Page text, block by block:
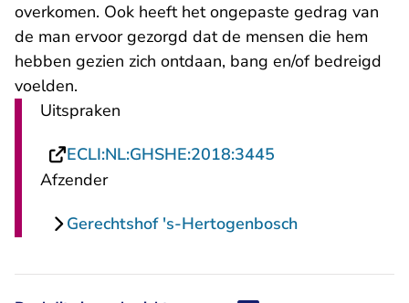
overkomen. Ook heeft het ongepaste gedrag van
de man ervoor gezorgd dat de mensen die hem
hebben gezien zich ontdaan, bang en/of bedreigd
voelden.
Uitspraken
ECLI:NL:GHSHE:2018:3445
Afzender
Gerechtshof 's-Hertogenbosch